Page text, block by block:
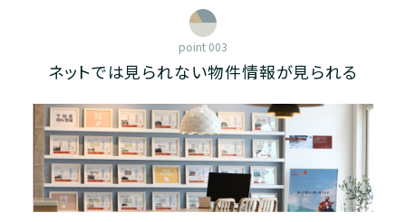
point 003
ネットでは見られない物件情報が見られる